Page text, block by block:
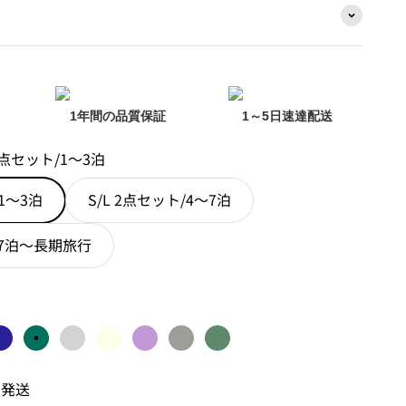
1年間の品質保証 1～5日速達配送
セット/1～3泊
～3泊
S/L 2点セット/4～7泊
～長期旅行
ールド
ブルーグリーンシルバーアイボリー
パープルオートミールグレー
ミッドナイトグリーン
送